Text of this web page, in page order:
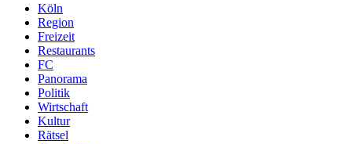
Köln
Region
Freizeit
Restaurants
FC
Panorama
Politik
Wirtschaft
Kultur
Rätsel